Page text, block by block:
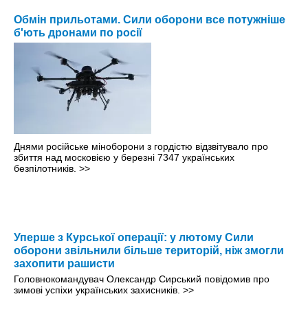
Обмін прильотами. Сили оборони все потужніше
б'ють дронами по росії
Днями російське міноборони з гордістю відзвітувало про
збиття над московією у березні 7347 українських
безпілотників. >>
Уперше з Курської операції: у лютому Сили
оборони звільнили більше територій, ніж змогли
захопити рашисти
Головнокомандувач Олександр Сирський повідомив про
зимові успіхи українських захисників. >>